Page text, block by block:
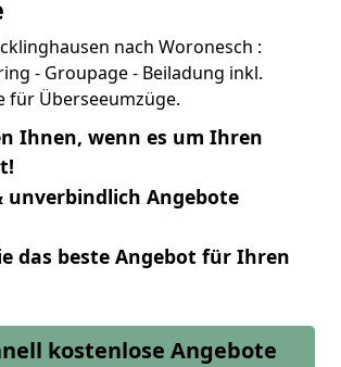
nach Woronesch :
- Groupage - Beiladung inkl.
für Überseeumzüge.
Ihnen, wenn es um Ihren
unverbindlich Angebote
das beste Angebot für Ihren
kostenlose Angebote